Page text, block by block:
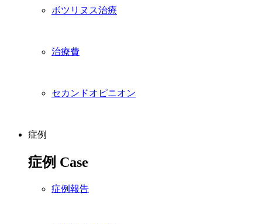
ボツリヌス治療
治療費
セカンドオピニオン
症例
症例 Case
症例報告